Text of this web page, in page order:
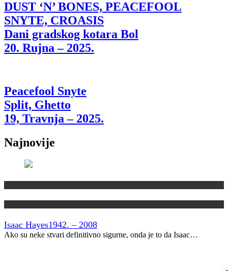
DUST ‘N’ BONES, PEACEFOOL
SNYTE, CROASIS
Dani gradskog kotara Bol
20. Rujna – 2025.
Peacefool Snyte
Split, Ghetto
19, Travnja – 2025.
Najnovije
Isaac Hayes1942. – 2008
Ako su neke stvari definitivno sigurne, onda je to da Isaac…